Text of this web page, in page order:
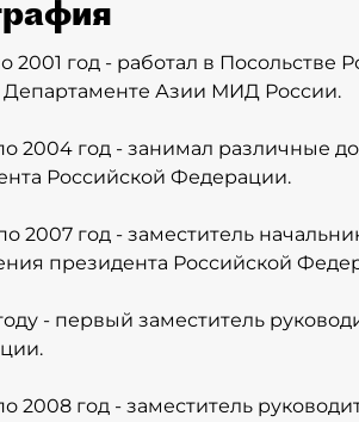
2001 год - работал в Посольстве
Азии МИД России.
2004 год - занимал различные
Российской Федерации.
2007 год - заместитель
президента Российской
- первый заместитель
2008 год - заместитель